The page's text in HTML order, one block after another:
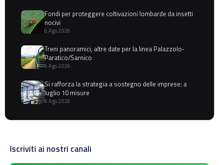
Fondi per proteggere coltivazioni lombarde da insetti
nocivi
6 Ago 2026
Treni panoramici, altre date per la linea Palazzolo-
Paratico/Sarnico
6 Ago 2026
Si rafforza la strategia a sostegno delle imprese: a
luglio 10 misure
6 Ago 2026
Iscriviti ai nostri canali